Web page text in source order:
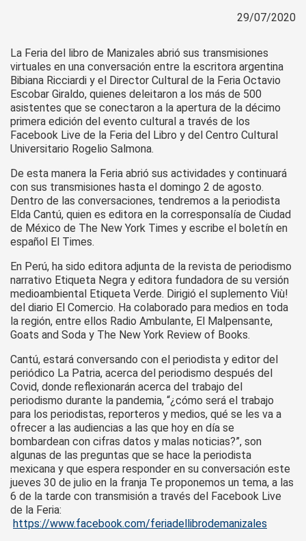
29/07/2020
La Feria del libro de Manizales abrió sus transmisiones
virtuales en una conversación entre la escritora argentina
Bibiana Ricciardi y el Director Cultural de la Feria Octavio
Escobar Giraldo, quienes deleitaron a los más de 500
asistentes que se conectaron a la apertura de la décimo
primera edición del evento cultural a través de los
Facebook Live de la Feria del Libro y del Centro Cultural
Universitario Rogelio Salmona.
De esta manera la Feria abrió sus actividades y continuará
con sus transmisiones hasta el domingo 2 de agosto.
Dentro de las conversaciones, tendremos a la periodista
Elda Cantú, quien es editora en la corresponsalía de Ciudad
de México de The New York Times y escribe el boletín en
español El Times.
En Perú, ha sido editora adjunta de la revista de periodismo
narrativo Etiqueta Negra y editora fundadora de su versión
medioambiental Etiqueta Verde. Dirigió el suplemento Viù!
del diario El Comercio. Ha colaborado para medios en toda
la región, entre ellos Radio Ambulante, El Malpensante,
Goats and Soda y The New York Review of Books.
Cantú, estará conversando con el periodista y editor del
periódico La Patria, acerca del periodismo después del
Covid, donde reflexionarán acerca del trabajo del
periodismo durante la pandemia, “¿cómo será el trabajo
para los periodistas, reporteros y medios, qué se les va a
ofrecer a las audiencias a las que hoy en día se
bombardean con cifras datos y malas noticias?”, son
algunas de las preguntas que se hace la periodista
mexicana y que espera responder en su conversación este
jueves 30 de julio en la franja Te proponemos un tema, a las
6 de la tarde con transmisión a través del Facebook Live
de la Feria:
https://www.facebook.com/feriadellibrodemanizales